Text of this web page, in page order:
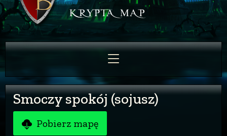
Smoczy spokój (sojusz)
Pobierz mapę